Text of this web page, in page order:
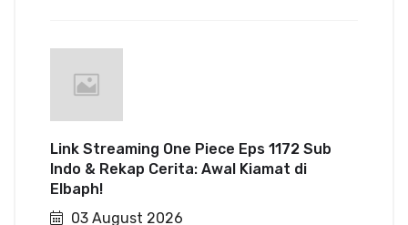
Link Streaming One Piece Eps 1172 Sub
Indo & Rekap Cerita: Awal Kiamat di
Elbaph!
03 August 2026